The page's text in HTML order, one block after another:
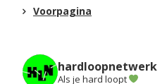
Voorpagina
hardloopnetwerk
Als je hard loopt